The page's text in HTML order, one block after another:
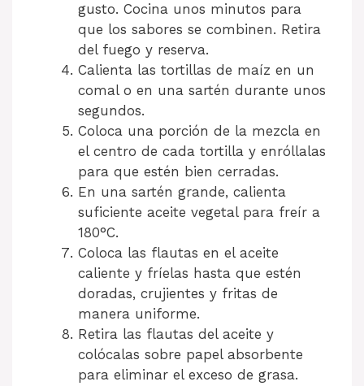
gusto. Cocina unos minutos para
que los sabores se combinen. Retira
del fuego y reserva.
Calienta las tortillas de maíz en un
comal o en una sartén durante unos
segundos.
Coloca una porción de la mezcla en
el centro de cada tortilla y enróllalas
para que estén bien cerradas.
En una sartén grande, calienta
suficiente aceite vegetal para freír a
180°C.
Coloca las flautas en el aceite
caliente y fríelas hasta que estén
doradas, crujientes y fritas de
manera uniforme.
Retira las flautas del aceite y
colócalas sobre papel absorbente
para eliminar el exceso de grasa.